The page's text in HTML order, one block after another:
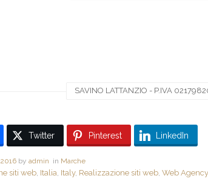
SAVINO LATTANZIO - P.IVA
Twitter Pinterest LinkedIn
by admin in Marche
siti web Italia Italy, Realizzazione siti web Web Agency